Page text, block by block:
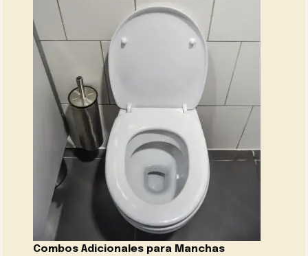
Combos Adicionales para Manchas